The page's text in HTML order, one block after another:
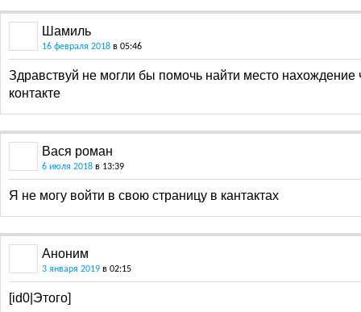
Шамиль
16 февраля 2018 в 05:46
Здравствуй не могли бы помочь найти место нахождение
контакте
Вася роман
6 июля 2018 в 13:39
Я не могу войти в свою страницу в кантактах
Аноним
3 января 2019 в 02:15
[id0|Этого]